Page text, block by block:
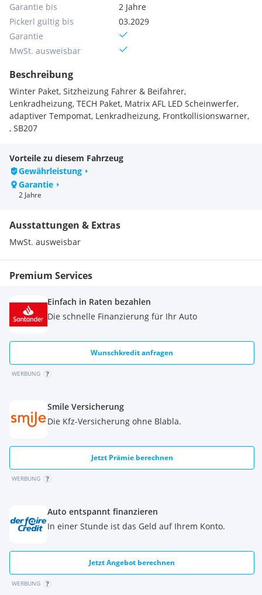
Garantie bis
2 Jahre
Pickerl gültig bis
03.2029
Garantie
MwSt. ausweisbar
Beschreibung
Winter Paket, Sitzheizung Fahrer & Beifahrer,
Lenkradheizung, TECH Paket, Matrix AFL LED Scheinwerfer,
adaptiver Tempomat, Lenkradheizung, Frontkollisionswarner,
, SB207
Vorteile zu diesem Fahrzeug
Gewährleistung
Garantie
2 Jahre
Ausstattungen & Extras
MwSt. ausweisbar
Premium Services
Einfach in Raten bezahlen
Die schnelle Finanzierung für Ihr Auto
Wunschkredit anfragen
WERBUNG
Smile Versicherung
Die Kfz-Versicherung ohne Blabla.
Jetzt Prämie berechnen
WERBUNG
Auto entspannt finanzieren
In einer Stunde ist das Geld auf Ihrem Konto.
Jetzt Angebot berechnen
WERBUNG